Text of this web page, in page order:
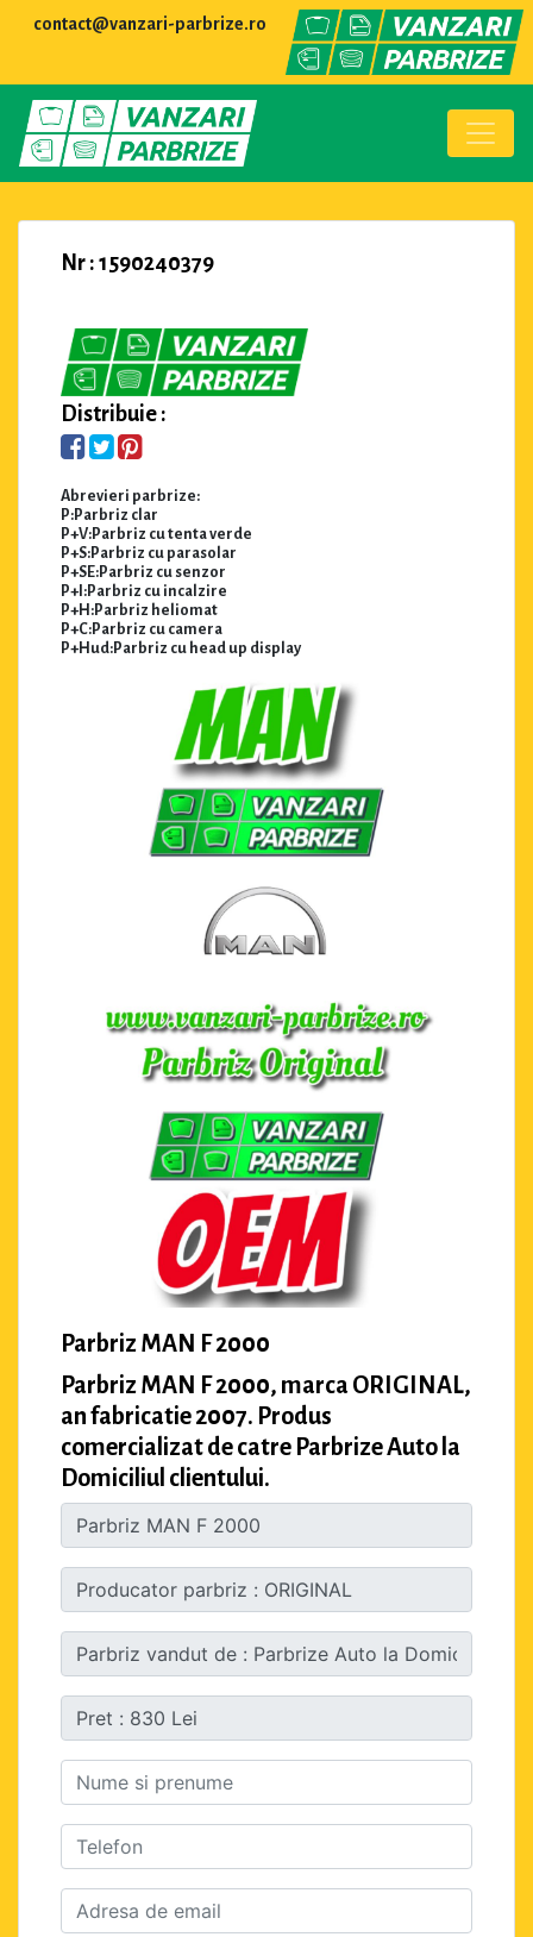
contact@vanzari-parbrize.ro
Nr : 1590240379
Distribuie :
Abrevieri parbrize:
P:Parbriz clar
P+V:Parbriz cu tenta verde
P+S:Parbriz cu parasolar
P+SE:Parbriz cu senzor
P+I:Parbriz cu incalzire
P+H:Parbriz heliomat
P+C:Parbriz cu camera
P+Hud:Parbriz cu head up display
Parbriz MAN F 2000
Parbriz MAN F 2000, marca ORIGINAL,
an fabricatie 2007. Produs
comercializat de catre Parbrize Auto la
Domiciliul clientului.